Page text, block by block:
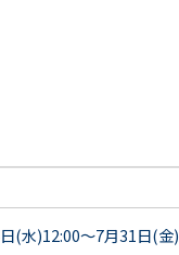
(水)12:00～7月31日(金)